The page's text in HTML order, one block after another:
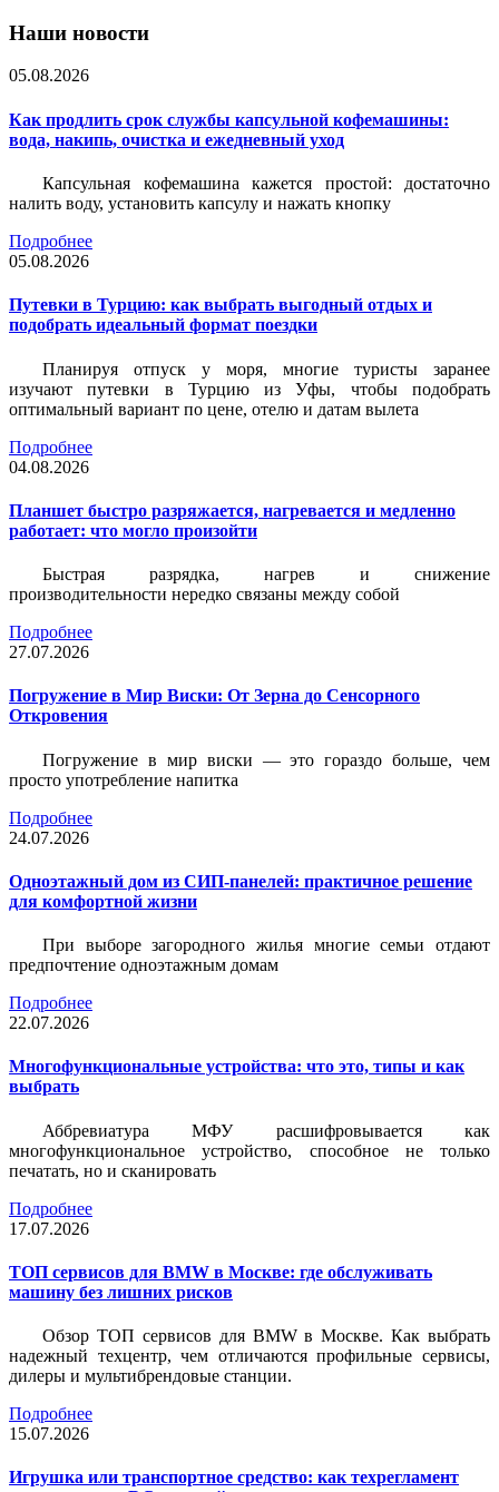
Наши новости
05.08.2026
Как продлить срок службы капсульной кофемашины:
вода, накипь, очистка и ежедневный уход
Капсульная кофемашина кажется простой: достаточно
налить воду, установить капсулу и нажать кнопку
Подробнее
05.08.2026
Путевки в Турцию: как выбрать выгодный отдых и
подобрать идеальный формат поездки
Планируя отпуск у моря, многие туристы заранее
изучают путевки в Турцию из Уфы, чтобы подобрать
оптимальный вариант по цене, отелю и датам вылета
Подробнее
04.08.2026
Планшет быстро разряжается, нагревается и медленно
работает: что могло произойти
Быстрая разрядка, нагрев и снижение
производительности нередко связаны между собой
Подробнее
27.07.2026
Погружение в Мир Виски: От Зерна до Сенсорного
Откровения
Погружение в мир виски — это гораздо больше, чем
просто употребление напитка
Подробнее
24.07.2026
Одноэтажный дом из СИП-панелей: практичное решение
для комфортной жизни
При выборе загородного жилья многие семьи отдают
предпочтение одноэтажным домам
Подробнее
22.07.2026
Многофункциональные устройства: что это, типы и как
выбрать
Аббревиатура МФУ расшифровывается как
многофункциональное устройство, способное не только
печатать, но и сканировать
Подробнее
17.07.2026
ТОП сервисов для BMW в Москве: где обслуживать
машину без лишних рисков
Обзор ТОП сервисов для BMW в Москве. Как выбрать
надежный техцентр, чем отличаются профильные сервисы,
дилеры и мультибрендовые станции.
Подробнее
15.07.2026
Игрушка или транспортное средство: как техрегламент